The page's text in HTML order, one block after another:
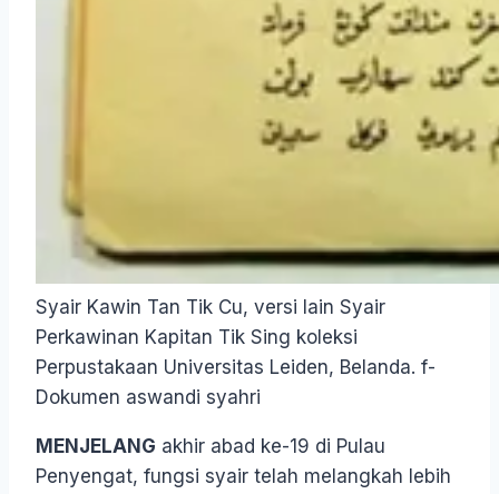
Syair Kawin Tan Tik Cu, versi lain Syair
Perkawinan Kapitan Tik Sing koleksi
Perpustakaan Universitas Leiden, Belanda. f-
Dokumen aswandi syahri
MENJELANG akhir abad ke-19 di Pulau
Penyengat, fungsi syair telah melangkah lebih